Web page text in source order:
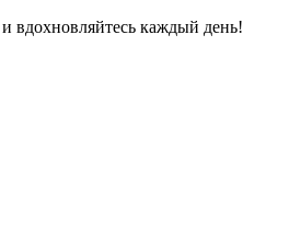
вдохновляйтесь каждый день!